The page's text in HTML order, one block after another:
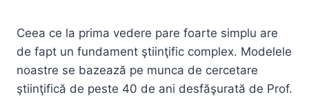
Ceea ce la prima vedere pare foarte simplu are
de fapt un fundament ştiinţific complex. Modelele
noastre se bazează pe munca de cercetare
ştiinţifică de peste 40 de ani desfăşurată de Prof.